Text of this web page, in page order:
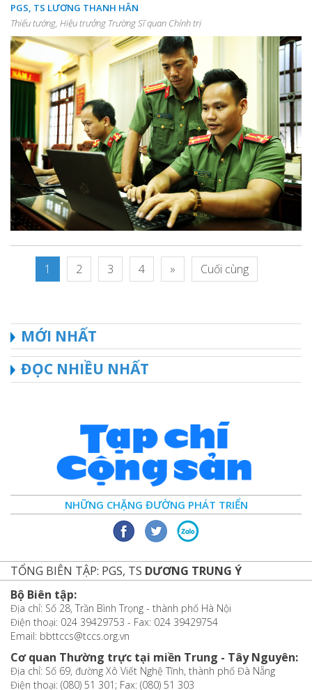
PGS, TS LƯƠNG THANH HÂN
Thiếu tướng, Hiệu trưởng Trường Sĩ quan Chính trị
1 2 3 4 » Cuối cùng
MỚI NHẤT
ĐỌC NHIỀU NHẤT
NHỮNG CHẶNG ĐƯỜNG PHÁT TRIỂN
TỔNG BIÊN TẬP: PGS, TS DƯƠNG TRUNG Ý
Bộ Biên tập:
Địa chỉ: Số 28, Trần Bình Trọng - thành phố Hà Nội
Điện thoại: 024 39429753 - Fax: 024 39429754
Email: bbttccs@tccs.org.vn
Cơ quan Thường trực tại miền Trung - Tây Nguyên:
Địa chỉ: Số 69, đường Xô Viết Nghệ Tĩnh, thành phố Đà Nẵng
Điện thoại: (080) 51 301; Fax: (080) 51 303